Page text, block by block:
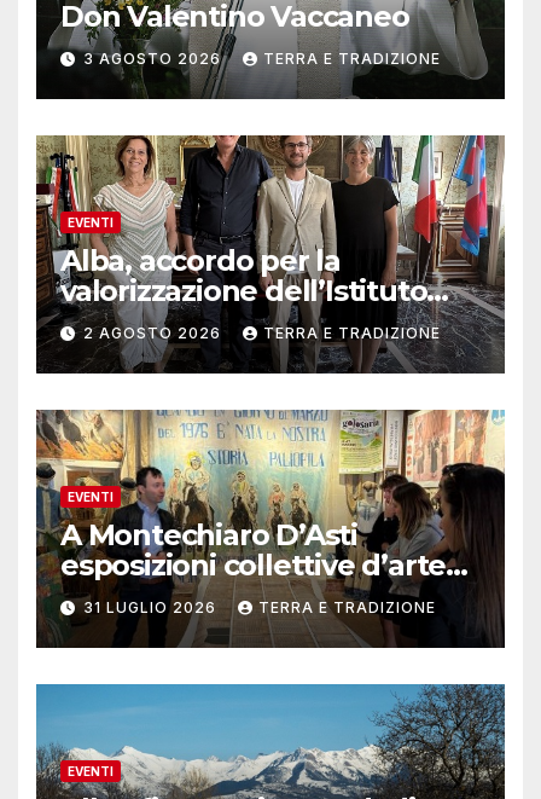
Don Valentino Vaccaneo
3 AGOSTO 2026 TERRA E TRADIZIONE
EVENTI
Alba, accordo per la
valorizzazione dell’Istituto
musicale Rocca
2 AGOSTO 2026 TERRA E TRADIZIONE
EVENTI
A Montechiaro D’Asti
esposizioni collettive d’arte
contemporanea
31 LUGLIO 2026 TERRA E TRADIZIONE
EVENTI